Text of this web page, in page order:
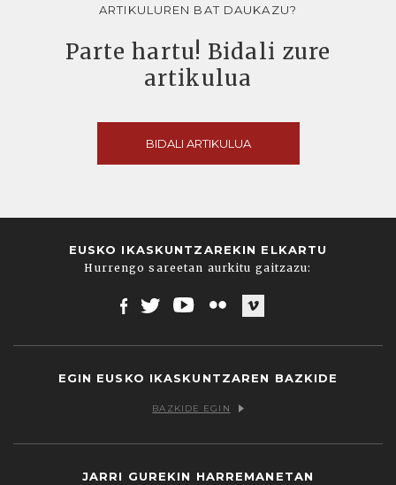
ARTIKULUREN BAT DAUKAZU?
Parte hartu! Bidali zure
artikulua
BIDALI ARTIKULUA
EUSKO IKASKUNTZAREKIN ELKARTU
Hurrengo sareetan aurkitu gaitzazu:
EGIN EUSKO IKASKUNTZAREN BAZKIDE
BAZKIDE EGIN
JARRI GUREKIN HARREMANETAN